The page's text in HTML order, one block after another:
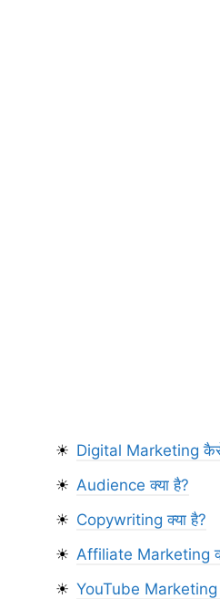
Digital Marketing
Audience क्या है?
Copywriting क्या है?
Affiliate Marketing
YouTube Marketing